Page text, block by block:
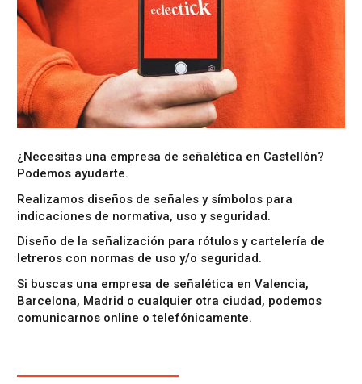
¿Necesitas una empresa de señalética en Castellón?
Podemos ayudarte.
Realizamos diseños de señales y símbolos para
indicaciones de normativa, uso y seguridad.
Diseño de la señalización para rótulos y cartelería de
letreros con normas de uso y/o seguridad.
Si buscas una empresa de señalética en Valencia,
Barcelona, Madrid o cualquier otra ciudad, podemos
comunicarnos online o telefónicamente.